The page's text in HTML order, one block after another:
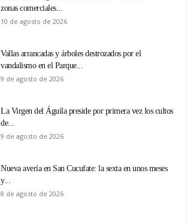
zonas comerciales...
10 de agosto de 2026
Vallas arrancadas y árboles destrozados por el
vandalismo en el Parque...
9 de agosto de 2026
La Virgen del Águila preside por primera vez los cultos
de...
9 de agosto de 2026
Nueva avería en San Cucufate: la sexta en unos meses
y...
8 de agosto de 2026